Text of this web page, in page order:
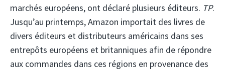
marchés européens, ont déclaré plusieurs éditeurs. TP.
Jusqu’au printemps, Amazon importait des livres de
divers éditeurs et distributeurs américains dans ses
entrepôts européens et britanniques afin de répondre
aux commandes dans ces régions en provenance des